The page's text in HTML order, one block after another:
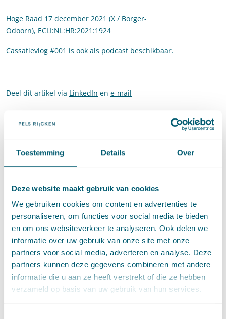
Toestemming Details Over
Deze website maakt gebruik van cookies
We gebruiken cookies om content en advertenties te
personaliseren, om functies voor social media te bieden
en om ons websiteverkeer te analyseren. Ook delen we
informatie over uw gebruik van onze site met onze
partners voor social media, adverteren en analyse. Deze
partners kunnen deze gegevens combineren met andere
informatie die u aan ze heeft verstrekt of die ze hebben
verzameld op basis van uw gebruik van hun services.
Hoge Raad 17 december 2021 (X / Borger-
Odoorn), ECLI:NL:HR:2021:1924
Cassatievlog #001 is ook als podcast beschikbaar.
Deel dit artikel via LinkedIn en e-mail
Sikke Kingma
Advocaat • partner
Stuur een e-mail naar Sikke Kingma
sikke.kingma@pelsrijcken.nl